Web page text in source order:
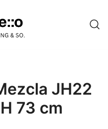
einer WebsiteJH22
73 cm